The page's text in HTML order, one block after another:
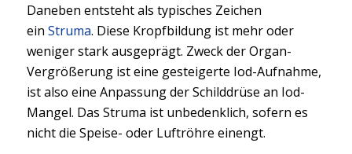
Daneben entsteht als typisches Zeichen
ein Struma. Diese Kropfbildung ist mehr oder
weniger stark ausgeprägt. Zweck der Organ-
Vergrößerung ist eine gesteigerte Iod-Aufnahme,
ist also eine Anpassung der Schilddrüse an Iod-
Mangel. Das Struma ist unbedenklich, sofern es
nicht die Speise- oder Luftröhre einengt.